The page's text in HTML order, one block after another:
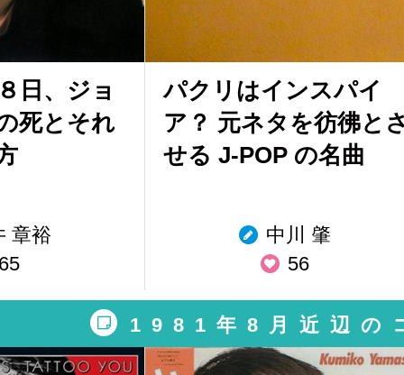
日、ジョ
死とそれ
章裕
パクリはインスパイ
ア？ 元ネタを彷彿と
せる J-POP の名曲
中川 肇
56
1981年8月近辺の